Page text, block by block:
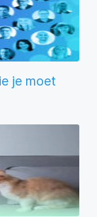
je moet